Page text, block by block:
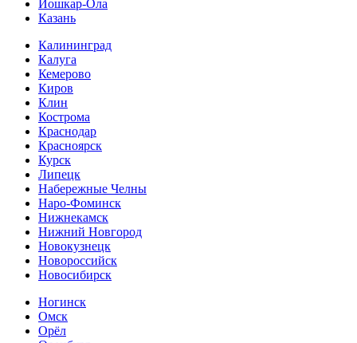
Йошкар-Ола
Казань
Калининград
Калуга
Кемерово
Киров
Клин
Кострома
Краснодар
Красноярск
Курск
Липецк
Набережные Челны
Наро-Фоминск
Нижнекамск
Нижний Новгород
Новокузнецк
Новороссийск
Новосибирск
Ногинск
Омск
Орёл